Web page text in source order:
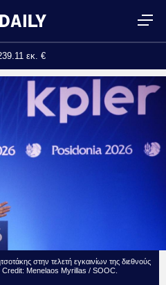
εκ. €
στην τελετή εγκαινίων της διεθνούς
Credit: Menelaos Myrillas / SOOC.